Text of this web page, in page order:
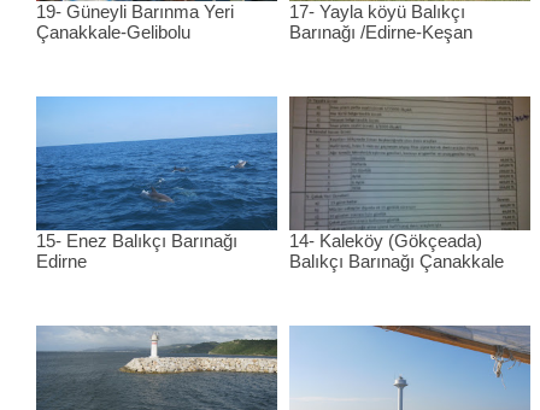
19- Güneyli Barınma Yeri
Çanakkale-Gelibolu
17- Yayla köyü Balıkçı
Barınağı /Edirne-Keşan
15- Enez Balıkçı Barınağı
Edirne
14- Kaleköy (Gökçeada)
Balıkçı Barınağı Çanakkale